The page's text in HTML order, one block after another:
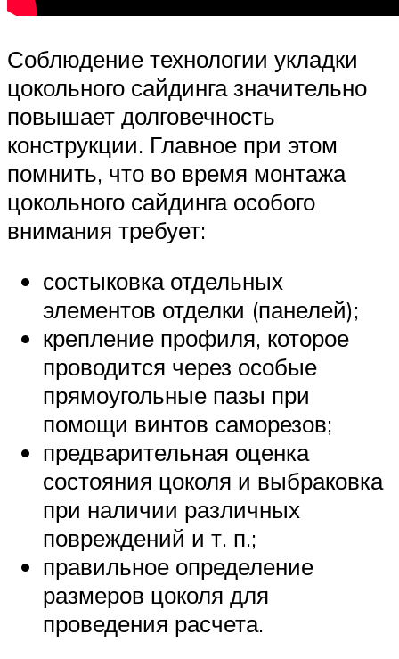
Соблюдение технологии укладки
цокольного сайдинга значительно
повышает долговечность
конструкции. Главное при этом
помнить, что во время монтажа
цокольного сайдинга особого
внимания требует:
состыковка отдельных
элементов отделки (панелей);
крепление профиля, которое
проводится через особые
прямоугольные пазы при
помощи винтов саморезов;
предварительная оценка
состояния цоколя и выбраковка
при наличии различных
повреждений и т. п.;
правильное определение
размеров цоколя для
проведения расчета.